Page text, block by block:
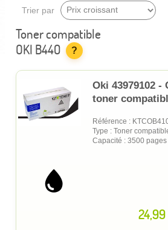
Trier par
Toner compatible
OKI B440
?
Oki 43979102 -
toner
Référence :
Type : Toner
Capacité : 3500 pages